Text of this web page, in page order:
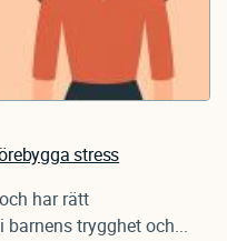
stress
har rätt
trygghet och...